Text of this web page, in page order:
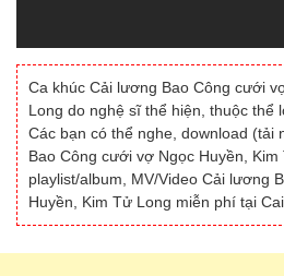
Ca khúc Cải lương Bao Công cưới
Long do nghệ sĩ thể hiện, thuộc thể
Các bạn có thể nghe, download (tải
Bao Công cưới vợ Ngọc Huyền, Kim
playlist/album, MV/Video Cải lương
Huyền, Kim Tử Long miễn phí tại